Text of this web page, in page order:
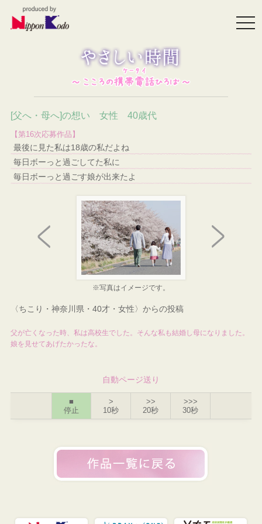
[父へ・母へ]の想い 女性 40歳代
【第16次応募作品】
最後に見た私は18歳の私だよね
毎日ボーっと過ごしてた私に
毎日ボーっと過ごす娘が出来たよ
※写真はイメージです。
〈ちこり・神奈川県・40才・女性〉からの投稿
父が亡くなった時、私は高校生でした。そんな私も結婚し母になりました。
娘を見せてあげたかったな。
自動ページ送り
■
停止
>
10秒
>>
20秒
>>>
30秒